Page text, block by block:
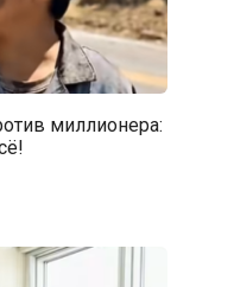
миллионера: